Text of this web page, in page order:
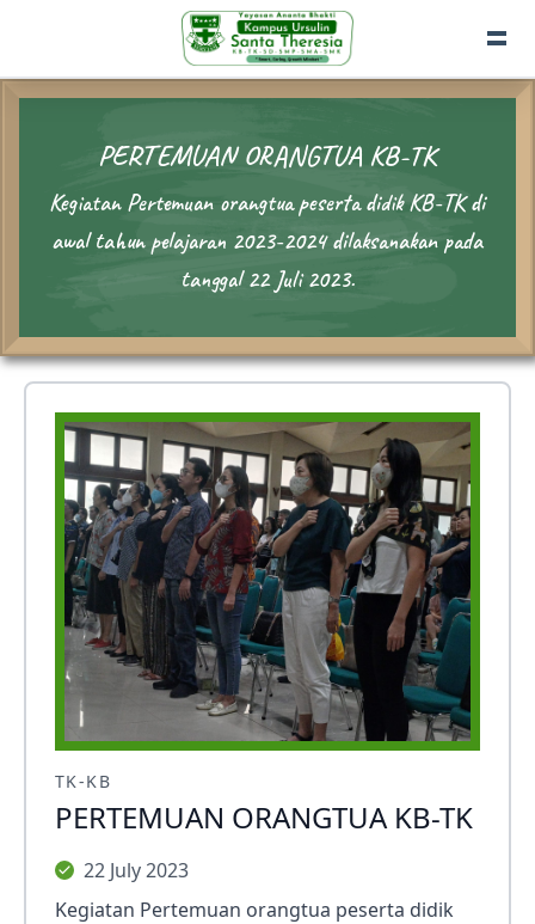
PERTEMUAN ORANGTUA KB-TK
Kegiatan Pertemuan orangtua peserta didik KB-TK di
awal tahun pelajaran 2023-2024 dilaksanakan pada
tanggal 22 Juli 2023.
TK-KB
PERTEMUAN ORANGTUA KB-TK
22 July 2023
Kegiatan Pertemuan orangtua peserta didik